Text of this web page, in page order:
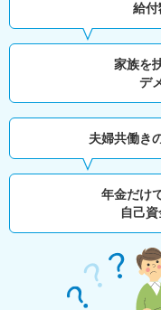
給付
家族を
デ
夫婦共働き
年金だけ
自己